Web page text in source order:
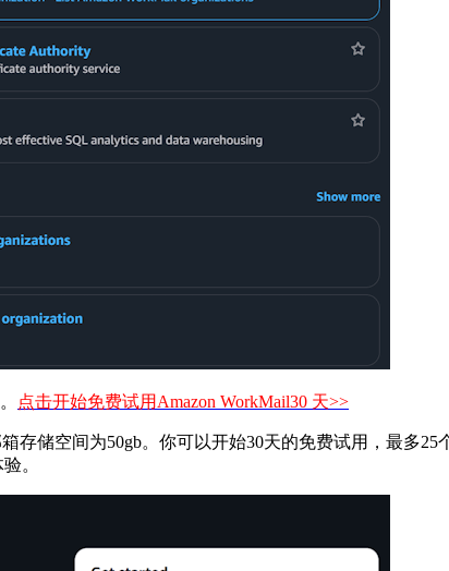
点击开始免费试用Amazon WorkMail30 天>>
存储空间为50gb。你可以开始30天的免费试用，最多
。